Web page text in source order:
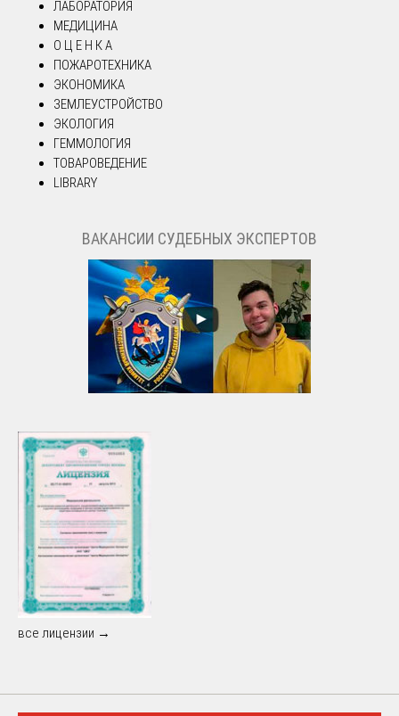
ЛАБОРАТОРИЯ
МЕДИЦИНА
О Ц Е Н К А
ПОЖАРОТЕХНИКА
ЭКОНОМИКА
ЗЕМЛЕУСТРОЙСТВО
ЭКОЛОГИЯ
ГЕММОЛОГИЯ
ТОВАРОВЕДЕНИЕ
LIBRARY
ВАКАНСИИ СУДЕБНЫХ ЭКСПЕРТОВ
все лицензии →